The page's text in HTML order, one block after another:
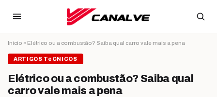
Início » Elétrico ou a combustão? Saiba qual carro vale mais a pena
ARTIGOS TéCNICOS
Elétrico ou a combustão? Saiba qual
carro vale mais a pena